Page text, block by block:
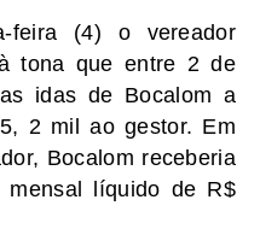
feira (4) o vereador
tona que entre 2 de
idas de Bocalom a
2 mil ao gestor. Em
Bocalom receberia
líquido de R$